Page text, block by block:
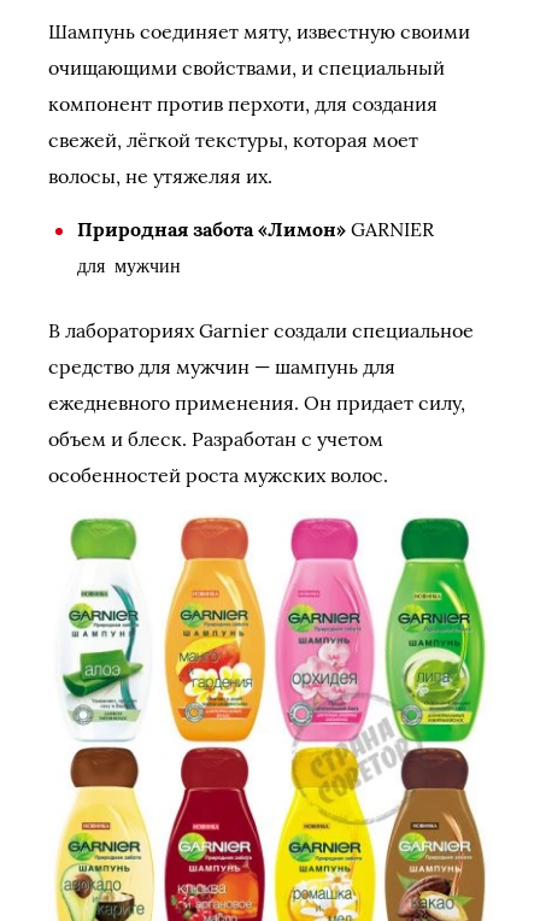
Шампунь соединяет мяту, известную своими
очищающими свойствами, и специальный
компонент против перхоти, для создания
свежей, лёгкой текстуры, которая моет
волосы, не утяжеляя их.
Природная забота «Лимон» GARNIER
для мужчин
В лабораториях Garnier создали специальное
средство для мужчин — шампунь для
ежедневного применения. Он придает силу,
объем и блеск. Разработан с учетом
особенностей роста мужских волос.